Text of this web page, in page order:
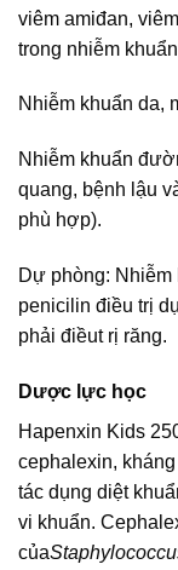
viêm amiđan,
trong nhiễm
Nhiễm khuẩn da,
Nhiễm khuẩn
quang, bệnh lậu
phù hợp).
Dự phòng:
penicilin điều trị
phải điềut rị răng.
Dược lực học
Hapenxin Kids
cephalexin,
tác dụng diệt
vi khuẩn.
của